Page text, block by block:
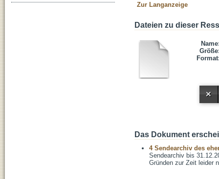
Zur Langanzeige
Dateien zu dieser
Das Dokument
4 Sendearchiv des
Sendearchiv bis
Gründen zur Zeit leider